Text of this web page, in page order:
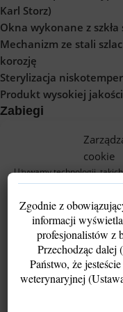
cookie
Używamy technologii,
uzyskiwać dostęp do
niespersonalizowanych
Wyrażenie zgody pozwoli
podczas przeglądania lub
wycofanie może
Karl Storz)
Okna wykonane z
Mechanizm ze stali
korozję
Sterylizacja
Produkt wysokiej
Zabiegi
Laparoskopia
Informacje dodatkowe
Opinie (1)
Warunki dostawy
Zgodnie z
informacji
profesjonalistów z
Przechodząc
Państwo, że
weterynaryjnej